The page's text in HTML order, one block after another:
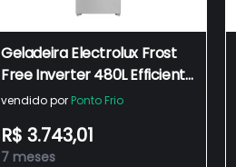
Geladeira Electrolux Frost
Free Inverter 480L Efficient
com AutoSense Smart
vendido por Ponto Frio
R$ 3.743,01
7 meses